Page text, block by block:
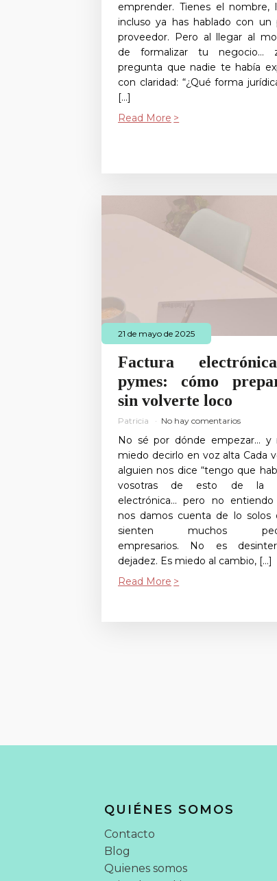
emprender. Tienes el nombre,
incluso ya has hablado con un
proveedor. Pero al llegar al
de formalizar tu negocio…
pregunta que nadie te había
con claridad: “¿Qué forma
[…]
Read More
21 de mayo de 2025
Factura
pymes: cómo
sin volverte loco
Patricia No hay comentarios
No sé por dónde empezar… y
miedo decirlo en voz alta Cada
alguien nos dice “tengo que
vosotras de esto de la
electrónica… pero no entiendo
nos damos cuenta de lo solos
sienten muchos
empresarios. No es
dejadez. Es miedo al cambio, […]
Read More
QUIÉNES SOMOS
Contacto
Blog
Quienes somos